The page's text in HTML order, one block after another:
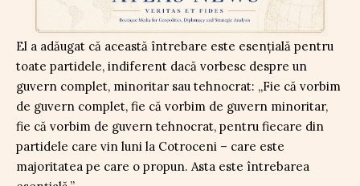
El a adăugat că această întrebare este esențială pentru
toate partidele, indiferent dacă vorbesc despre un
guvern complet, minoritar sau tehnocrat: „Fie că vorbim
de guvern complet, fie că vorbim de guvern minoritar,
fie că vorbim de guvern tehnocrat, pentru fiecare din
partidele care vin luni la Cotroceni – care este
majoritatea pe care o propun. Asta este întrebarea